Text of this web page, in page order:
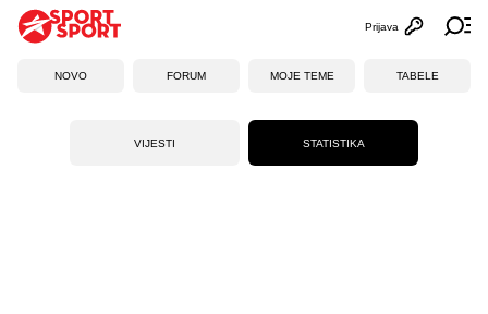
Otvori
Prijava
NOVO FORUM MOJE TEME TABELE
VIJESTI STATISTIKA